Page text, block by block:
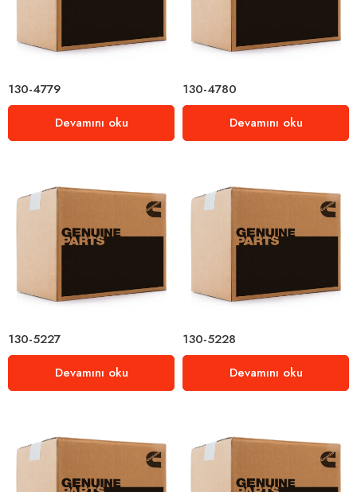
130-4779
Devamını oku
130-4780
Devamını oku
130-5227
Devamını oku
130-5228
Devamını oku